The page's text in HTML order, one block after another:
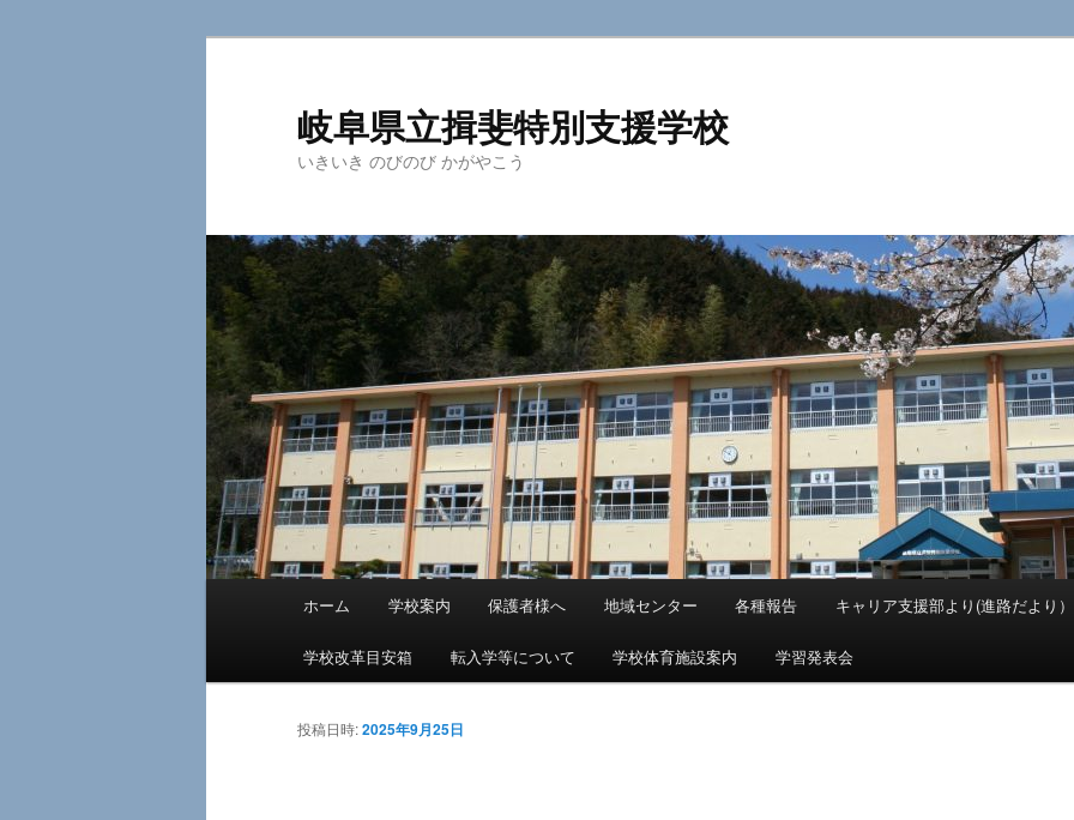
岐阜県立揖斐特別支援学校
いきいき のびのび かがやこう
メ
メ
イ
ン
ホーム 学校案内 保護者様へ 地域センター 各種報告 キャリア支援部より(進路だより）
学校改革目安箱 転入学等について 学校体育施設案内 学習発表会
投稿日時:2025年9月25日